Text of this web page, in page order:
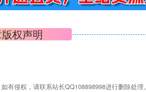
权声明
侵权，请联系站长QQ108898998进行删除处理。